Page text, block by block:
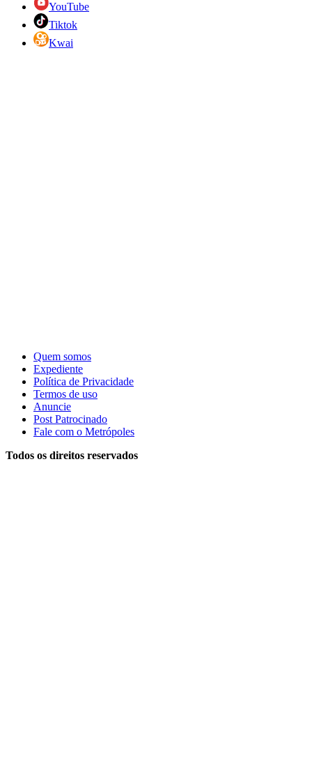
YouTube
Tiktok
Kwai
Quem somos
Expediente
Política de Privacidade
Termos de uso
Anuncie
Post Patrocinado
Fale com o Metrópoles
Todos os direitos reservados